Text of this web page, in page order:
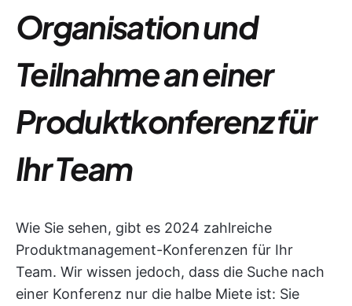
Organisation und
Teilnahme an einer
Produktkonferenz für
Ihr Team
Wie Sie sehen, gibt es 2024 zahlreiche
Produktmanagement-Konferenzen für Ihr
Team. Wir wissen jedoch, dass die Suche nach
einer Konferenz nur die halbe Miete ist: Sie